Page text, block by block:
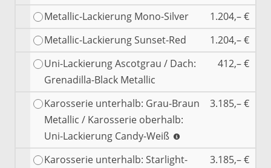
Metallic-Lackierung Mono-Silver
1.204,– €
Metallic-Lackierung Sunset-Red
1.204,– €
Uni-Lackierung Ascotgrau / Dach:
Grenadilla-Black Metallic
412,– €
Karosserie unterhalb: Grau-Braun
Metallic / Karosserie oberhalb:
Uni-Lackierung Candy-Weiß
3.185,– €
Karosserie unterhalb: Starlight-
3.185,– €